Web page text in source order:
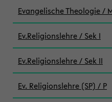
Evangelische Theologie /
Ev.Religionslehre / Sek I
Ev.Religionslehre / Sek II
Ev. Religionslehre (SP) / P